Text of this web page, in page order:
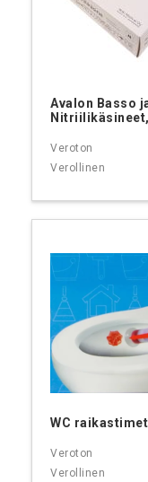
Avalon Basso
WC raikastimet